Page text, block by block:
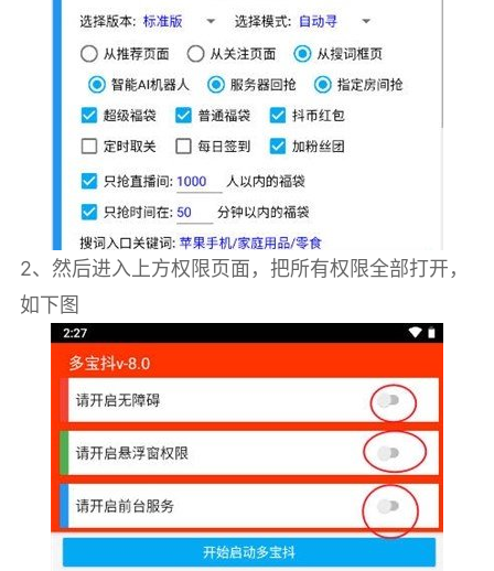
2、然后进入上方权限页面，把所有权限全部打开，
如下图